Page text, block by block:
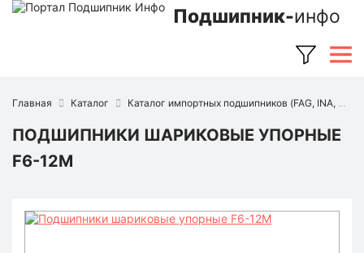
Подшипник-инфо
Главная Каталог Каталог импортных подшипников (FAG, INA, SKF, NSK, Timken и др.)
ПОДШИПНИКИ ШАРИКОВЫЕ УПОРНЫЕ
F6-12M